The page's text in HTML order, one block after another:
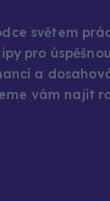
pro
a
vám najít